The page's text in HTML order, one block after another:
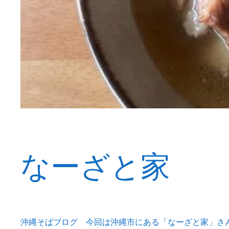
なーざと家
沖縄そばブログ 今回は沖縄市にある「なーざと家」さ